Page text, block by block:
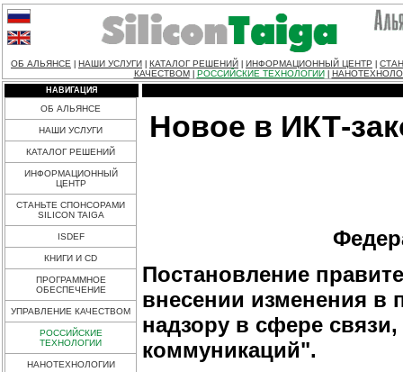
ОБ АЛЬЯНСЕ НАШИ УСЛУГИ КАТАЛОГ РЕШЕНИЙ ИНФОРМАЦИОННЫЙ ЦЕНТР
КАЧЕСТВОМ
РОССИЙСКИЕ ТЕХНОЛОГИИ
НАВИГАЦИЯ
ОБ АЛЬЯНСЕ
НАШИ УСЛУГИ
КАТАЛОГ РЕШЕНИЙ
ИНФОРМАЦИОННЫЙ
ЦЕНТР
СТАНЬТЕ СПОНСОРАМИ
SILICON TAIGA
ISDEF
КНИГИ И CD
ПРОГРАММНОЕ
ОБЕСПЕЧЕНИЕ
УПРАВЛЕНИЕ КАЧЕСТВОМ
РОССИЙСКИЕ
ТЕХНОЛОГИИ
НАНОТЕХНОЛОГИИ
Новое в ИКТ-
Постановление
внесении изменения в
надзору в сфере
коммуникаций".